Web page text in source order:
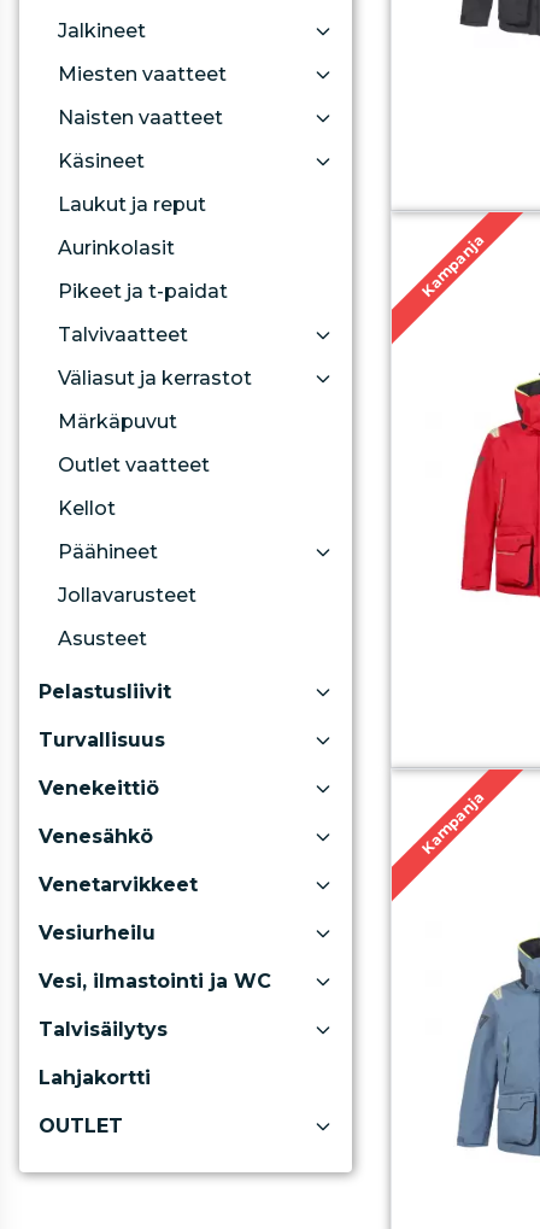
Jalkineet
Miesten vaatteet
Naisten vaatteet
Käsineet
Laukut ja reput
Aurinkolasit
Pikeet ja t-paidat
Talvivaatteet
Väliasut ja kerrastot
Märkäpuvut
Outlet vaatteet
Kellot
Päähineet
Jollavarusteet
Asusteet
Pelastusliivit
Turvallisuus
Venekeittiö
Venesähkö
Venetarvikkeet
Vesiurheilu
Vesi, ilmastointi ja WC
Talvisäilytys
Lahjakortti
OUTLET
Kampanja
Kampanja